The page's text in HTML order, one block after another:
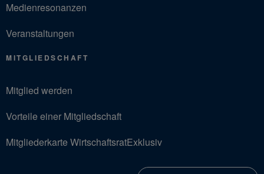
Medienresonanzen
Veranstaltungen
MITGLIEDSCHAFT
Mitglied werden
Vorteile einer Mitgliedschaft
Mitgliederkarte WirtschaftsratExklusiv